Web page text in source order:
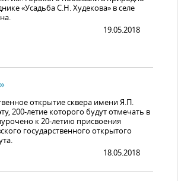
«Усадьба С.Н. Худекова» в селе
19.05.2018
открытие сквера имени Я.П.
200-летие которого будут отмечать в
к 20-летию присвоения
государственного открытого
18.05.2018